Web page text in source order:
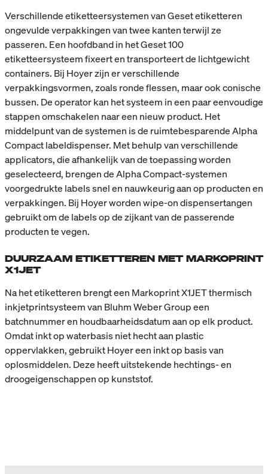
Verschillende etiketteersystemen van Geset etiketteren
ongevulde verpakkingen van twee kanten terwijl ze
passeren. Een hoofdband in het Geset 100
etiketteersysteem fixeert en transporteert de lichtgewicht
containers. Bij Hoyer zijn er verschillende
verpakkingsvormen, zoals ronde flessen, maar ook conische
bussen. De operator kan het systeem in een paar eenvoudige
stappen omschakelen naar een nieuw product. Het
middelpunt van de systemen is de ruimtebesparende Alpha
Compact labeldispenser. Met behulp van verschillende
applicators, die afhankelijk van de toepassing worden
geselecteerd, brengen de Alpha Compact-systemen
voorgedrukte labels snel en nauwkeurig aan op producten en
verpakkingen. Bij Hoyer worden wipe-on dispensertangen
gebruikt om de labels op de zijkant van de passerende
producten te vegen.
DUURZAAM ETIKETTEREN MET MARKOPRINT
X1JET
Na het etiketteren brengt een Markoprint X1JET thermisch
inkjetprintsysteem van Bluhm Weber Group een
batchnummer en houdbaarheidsdatum aan op elk product.
Omdat inkt op waterbasis niet hecht aan plastic
oppervlakken, gebruikt Hoyer een inkt op basis van
oplosmiddelen. Deze heeft uitstekende hechtings- en
droogeigenschappen op kunststof.